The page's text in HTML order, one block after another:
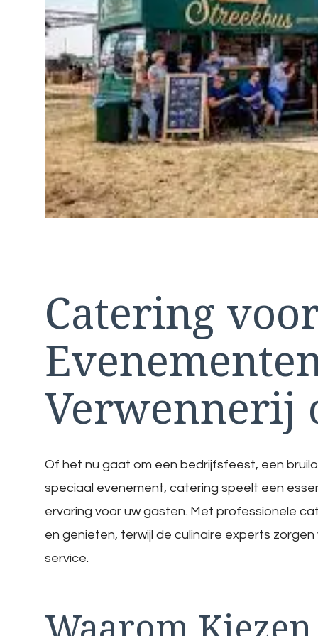
Catering
Verwennerij
Of het nu gaat om een bedrijfsfeest, een
speciaal evenement, catering speelt een
ervaring voor uw gasten. Met professionele
en genieten, terwijl de culinaire experts
service.